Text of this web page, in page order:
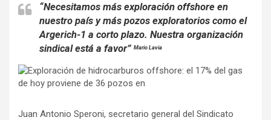
“Necesitamos más exploración offshore en
nuestro país y más pozos exploratorios como el
Argerich-1 a corto plazo. Nuestra organización
sindical está a favor” Mario Lavia
Juan Antonio Speroni, secretario general del Sindicato